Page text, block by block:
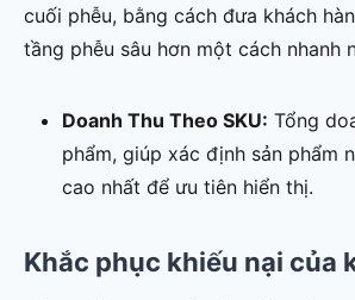
cuối phễu, bằng cách đưa khách
tầng phễu sâu hơn một cách nhanh
Doanh Thu Theo SKU: Tổng
phẩm, giúp xác định sản phẩm
cao nhất để ưu tiên hiển thị.
Khắc phục khiếu nại của